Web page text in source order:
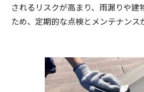
されるリスクが高まり、雨漏りや建
ため、定期的な点検とメンテナンス